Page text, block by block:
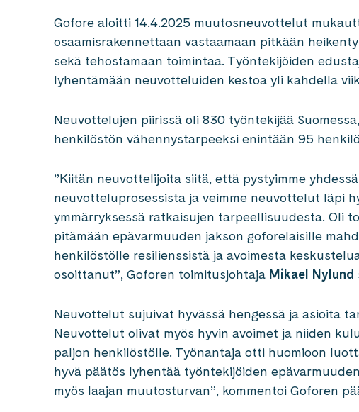
Gofore aloitti 14.4.2025 muutosneuvottelut
osaamisrakennettaan vastaamaan pitkään
sekä tehostamaan toimintaa. Työntekijöiden
lyhentämään neuvotteluiden kestoa yli kahdella
Neuvottelujen piirissä oli 830 työntekijää
henkilöstön vähennystarpeeksi enintään 95
”Kiitän neuvottelijoita siitä, että pystyimme
neuvotteluprosessista ja veimme neuvottelut läpi
ymmärryksessä ratkaisujen tarpeellisuudesta. Oli
pitämään epävarmuuden jakson goforelaisille
henkilöstölle resilienssistä ja avoimesta
osoittanut”, Goforen toimitusjohtaja Mikael Nylund
Neuvottelut sujuivat hyvässä hengessä ja asioita
Neuvottelut olivat myös hyvin avoimet ja niiden
paljon henkilöstölle. Työnantaja otti huomioon
hyvä päätös lyhentää työntekijöiden
myös laajan muutosturvan”, kommentoi Goforen